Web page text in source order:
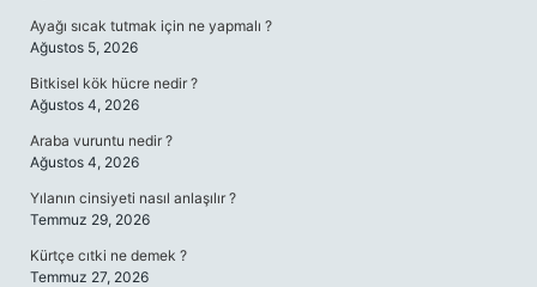
Ayağı sıcak tutmak için ne yapmalı ?
Ağustos 5, 2026
Bitkisel kök hücre nedir ?
Ağustos 4, 2026
Araba vuruntu nedir ?
Ağustos 4, 2026
Yılanın cinsiyeti nasıl anlaşılır ?
Temmuz 29, 2026
Kürtçe cıtki ne demek ?
Temmuz 27, 2026